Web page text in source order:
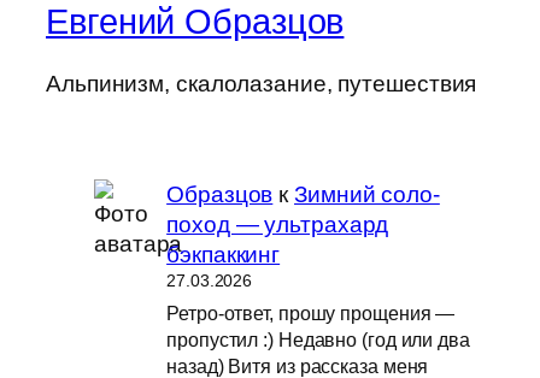
Евгений Образцов
Альпинизм, скалолазание, путешествия
Образцов кЗимний соло-
поход — ультрахард
бэкпаккинг
27.03.2026
Ретро-ответ, прошу прощения —
пропустил :) Недавно (год или два
назад) Витя из рассказа меня